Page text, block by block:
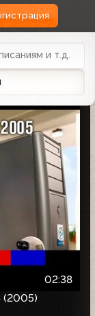
Дата заливки
02:38
(2005)